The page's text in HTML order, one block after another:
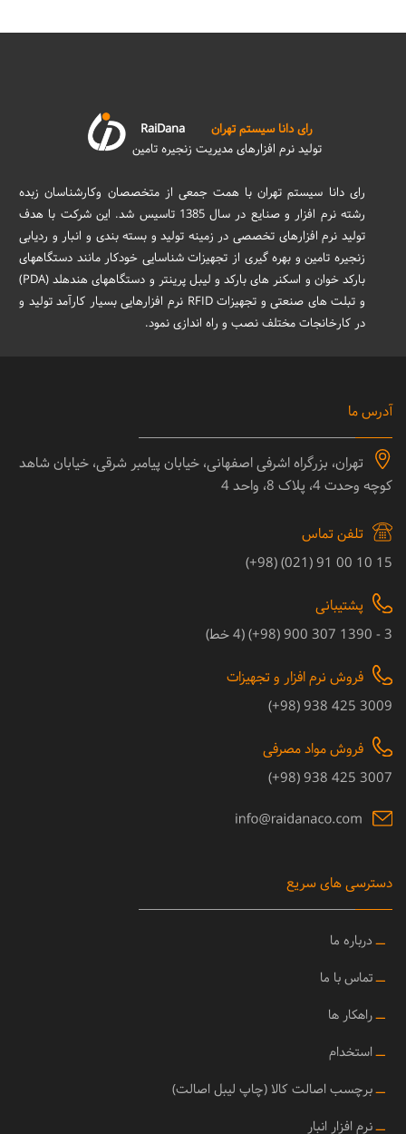
رای دانا سیستم تهران
RaiDana
تولید نرم افزارهای مدیریت زنجیره تامین
رای دانا سیستم تهران با همت جمعی از متخصصان وکارشناسان زبده
رشته نرم افزار و صنایع در سال 1385 تاسیس شد. این شرکت با هدف
تولید نرم افزارهای تخصصی در زمینه تولید و بسته بندی و انبار و ردیابی
زنجیره تامین و بهره گیری از تجهیزات شناسایی خودکار مانند دستگاههای
بارکد خوان و اسکنر های بارکد و لیبل پرینتر و دستگاههای هندهلد (PDA)
و تبلت های صنعتی و تجهیزات RFID نرم افزارهایی بسیار کارآمد تولید و
در کارخانجات مختلف نصب و راه اندازی نمود.
آدرس ما
تهران، بزرگراه اشرفی اصفهانی، خیابان پیامبر شرقی، خیابان شاهد
کوچه وحدت 4، پلاک 8، واحد 4
تلفن تماس
15 10 00 91 (021) (98+)
پشتیبانی
3 - 1390 307 900 (98+) (4 خط)
فروش نرم افزار و تجهیزات
3009 425 938 (98+)
فروش مواد مصرفی
3007 425 938 (98+)
دسترسی های سریع
ــ درباره ما
ــتماس با ما
ــراهکار ها
ــ استخدام
ــبرچسب اصالت کالا (چاپ لیبل اصالت)
ــنرم افزار انبار